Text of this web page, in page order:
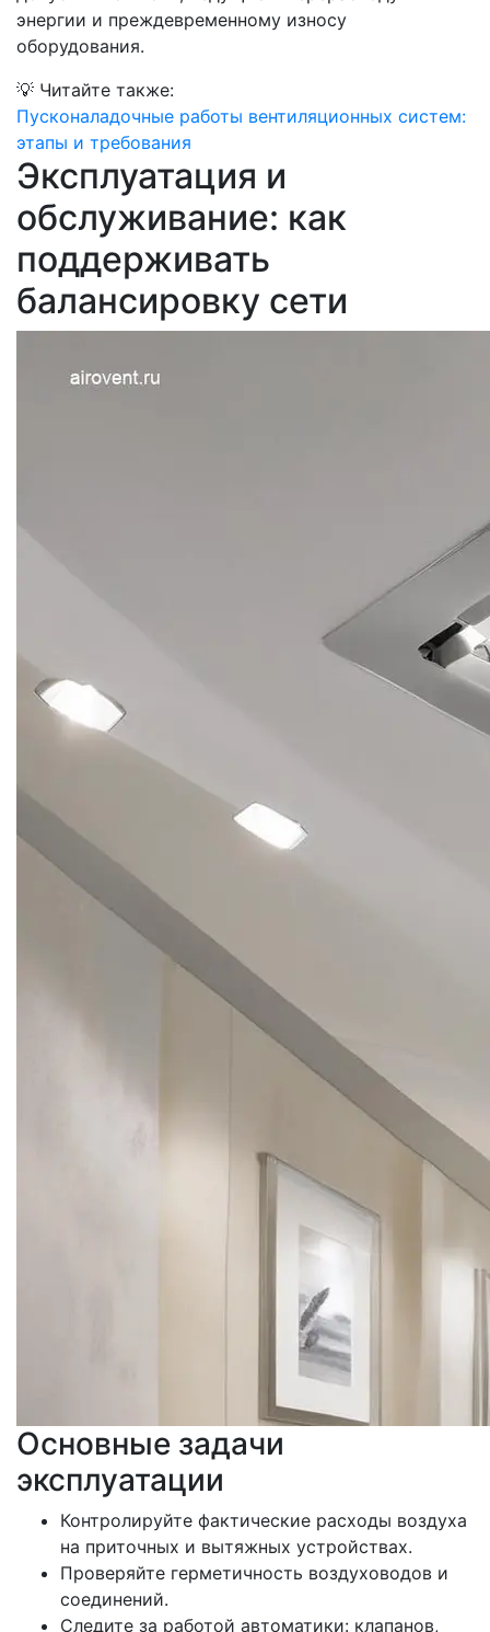
энергии и преждевременному износу
оборудования.
💡 Читайте также:
Пусконаладочные работы вентиляционных систем:
этапы и требования
Эксплуатация и
обслуживание: как
поддерживать
балансировку сети
Основные задачи
эксплуатации
Контролируйте фактические расходы воздуха
на приточных и вытяжных устройствах.
Проверяйте герметичность воздуховодов и
соединений.
Следите за работой автоматики: клапанов,